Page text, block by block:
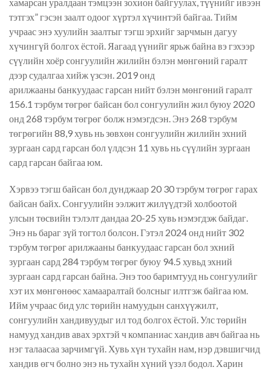
хамарсан уралдаан тэмцээн зохион байгуулах, түүнийг ивээн
тэтгэх” гэсэн заалт одоог хүртэл хүчинтэй байгаа. Тийм
учраас энэ хуулийн заалтыг тэгш эрхийг зарчмын дагуу
хүчингүй болгох ёстой. Яагаад үүнийг ярьж байна вэ гэхээр
сүүлийн хоёр сонгуулийн жилийн бэлэн мөнгөний гаралт
дээр судалгаа хийж үзсэн. 2019 онд
арилжааны банкуудаасгарсан нийт бэлэн мөнгөний гаралт
156.1 тэрбум төгрөг байсан бол сонгуулийн жил буюу 2020
онд 268 тэрбум төгрөг болж нэмэгдсэн. Энэ 268 тэрбум
төгрөгийн 88,9 хувь нь зөвхөн сонгуулийн жилийн эхний
зургаан сард гарсан бол үлдсэн 11 хувь нь сүүлийн зургаан
сард гарсан байгаа юм.
Хэрвээ тэгш байсан бол дунджаар 20 30 тэрбум төгрөг гарах
байсан байх. Сонгуулийн ээлжит жилүүдтэй холбоотой
улсын төсвийн тэлэлт дандаа 20-25 хувь нэмэгдэж байдаг.
Энэ нь бараг зүй тогтол болсон. Гэтэл 2024 онд нийт 302
тэрбум төгрөг арилжааны банкуудаасгарсан бол эхний
зургаан сард 284 тэрбум төгрөг буюу 94.5 хувьд эхний
зургаан сард гарсан байна. Энэ тоо баримтууд нь сонгуулийг
хэт их мөнгөнөөс хамааралтай болсныгилтгэж байгаа юм.
Ийм учраас бид улс төрийн намуудын санхүүжилт,
сонгуулийн хандивуудыг ил тод болгох ёстой. Улс төрийн
намууд хандив авах эрхтэй ч компаниас хандив авч байгаа нь
нэг талаасаа зарчимгүй. Хувь хүн тухайн нам, нэр дэвшигчид
хандив өгч болно энэ нь тухайн хүний үзэл бодол. Харин